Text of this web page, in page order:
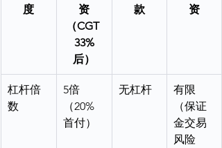
度
资
（CGT
33%
后）
款
资
杠杆倍
数
5倍
（20%
首付）
无杠杆
有限
（保证
金交易
风险